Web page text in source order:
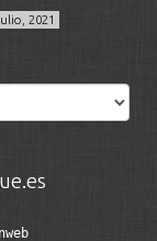
2021